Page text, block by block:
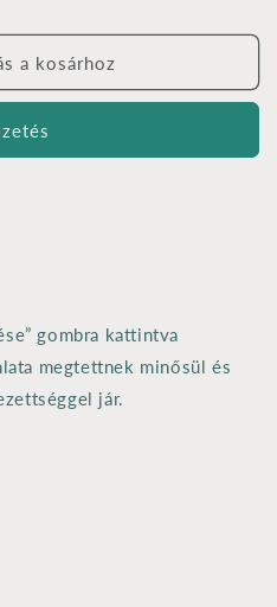
a kosárhoz
gombra kattintva
megtettnek minősül és
jár.